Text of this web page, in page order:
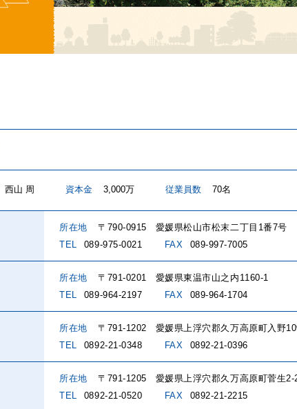
西山 周 資本金 3,000万 従業員数 70名
所在地 〒790-0915
愛媛県松山市松末二丁目1番7号
TEL
089-975-0021 FAX 089-997-7005
所在地 〒791-0201
愛媛県東温市山之内1160-1
TEL
089-964-2197 FAX 089-964-1704
所在地 〒791-1202
愛媛県上浮穴郡久万高原町入野
TEL
0892-21-0348 FAX 0892-21-0396
所在地 〒791-1205
愛媛県上浮穴郡久万高原町菅生2-
TEL
0892-21-0520 FAX 0892-21-2215